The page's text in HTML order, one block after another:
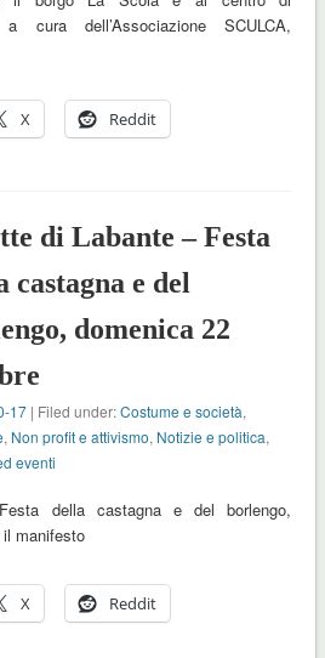
cura dell’Associazione SCULCA,
X Reddit
di Labante – Festa
castagna e del
domenica 22
17 | Filed under:Costume e società,
, Non profit e attivismo, Notizie e politica,
eventi
della castagna e del borlengo,
manifesto
X Reddit